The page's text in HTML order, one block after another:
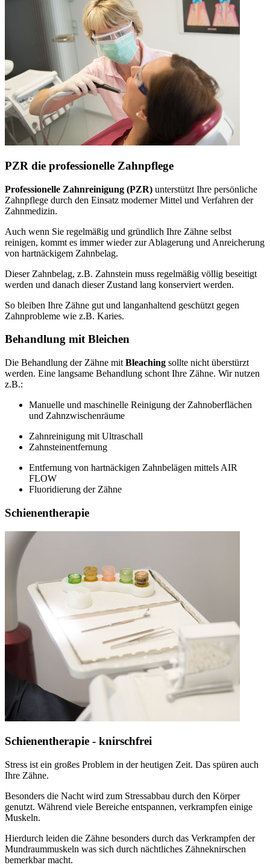
PZR die professionelle Zahnpflege
Professionelle Zahnreinigung (PZR) unterstützt Ihre persönliche
Zahnpflege durch den Einsatz moderner Mittel und Verfahren der
Zahnmedizin.
Auch wenn Sie regelmäßig und gründlich Ihre Zähne selbst
reinigen, kommt es immer wieder zur Ablagerung und Anreicherung
von hartnäckigem Zahnbelag.
Dieser Zahnbelag, z.B. Zahnstein muss regelmäßig völlig beseitigt
werden und danach dieser Zustand lang konserviert werden.
So bleiben Ihre Zähne gut und langanhaltend geschützt gegen
Zahnprobleme wie z.B. Karies.
Behandlung mit Bleichen
Die Behandlung der Zähne mit Bleaching sollte nicht überstürzt
werden. Eine langsame Behandlung schont Ihre Zähne. Wir nutzen
z.B.:
Manuelle und maschinelle Reinigung der Zahnoberflächen
und Zahnzwischenräume
Zahnreinigung mit Ultraschall
Zahnsteinentfernung
Entfernung von hartnäckigen Zahnbelägen mittels AIR
FLOW
Fluoridierung der Zähne
Schienentherapie
Schienentherapie - knirschfrei
Stress ist ein großes Problem in der heutigen Zeit. Das spüren auch
Ihre Zähne.
Besonders die Nacht wird zum Stressabbau durch den Körper
genutzt. Während viele Bereiche entspannen, verkrampfen einige
Muskeln.
Hierdurch leiden die Zähne besonders durch das Verkrampfen der
Mundraummuskeln was sich durch nächtliches Zähneknirschen
bemerkbar macht.